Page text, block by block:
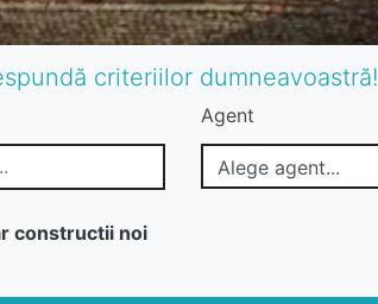
criteriilor dumneavoastră!
Agent
constructii noi